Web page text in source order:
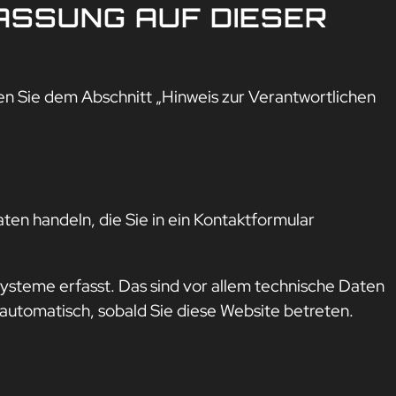
AUF DIESER
Sie dem Abschnitt „Hinweis zur Verantwortlichen
handeln, die Sie in ein Kontaktformular
erfasst. Das sind vor allem technische Daten
sobald Sie diese Website betreten.